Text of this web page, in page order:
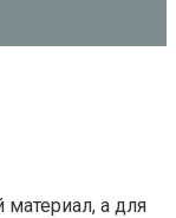
а для